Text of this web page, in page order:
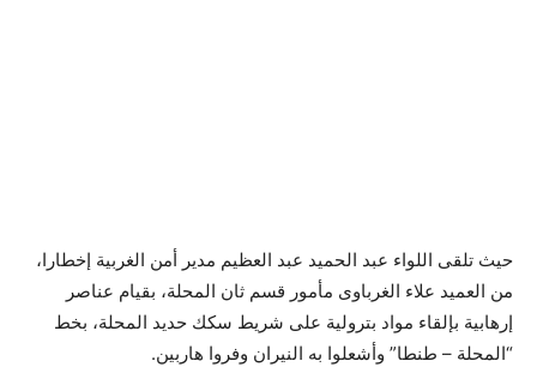
حيث تلقى اللواء عبد الحميد عبد العظيم مدير أمن الغربية إخطارا،
من العميد علاء الغرباوى مأمور قسم ثان المحلة، بقيام عناصر
إرهابية بإلقاء مواد بترولية على شريط سكك حديد المحلة، بخط
“المحلة – طنطا” وأشعلوا به النيران وفروا هاربين.